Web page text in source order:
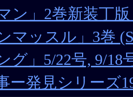
ン」2巻新装丁
マッスル」3巻
グ」5/22号, 9/18
ー発見シリーズ